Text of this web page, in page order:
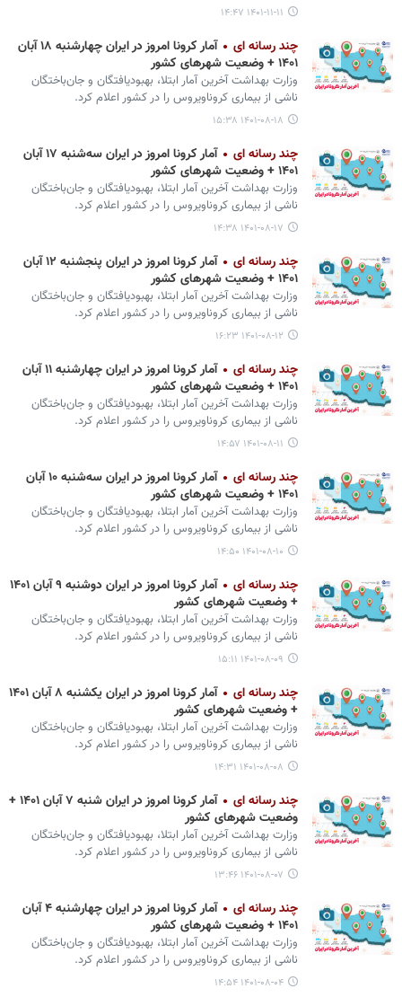
۱۴۰۱-۱۱-۱۱ ۱۴:۴۷
چند رسانه ای
آمار کرونا امروز در ایران چهارشنبه ۱۸ آبان
۱۴۰۱ + وضعیت شهرهای کشور
وزارت بهداشت آخرین آمار ابتلا، بهبودیافتگان و جان‌باختگان
ناشی از بیماری کروناویروس را در کشور اعلام کرد.
۱۴۰۱-۰۸-۱۸ ۱۵:۳۸
چند رسانه ای
آمار کرونا امروز در ایران سه‌‎شنبه ۱۷ آبان
۱۴۰۱ + وضعیت شهرهای کشور
وزارت بهداشت آخرین آمار ابتلا، بهبودیافتگان و جان‌باختگان
ناشی از بیماری کروناویروس را در کشور اعلام کرد.
۱۴۰۱-۰۸-۱۷ ۱۴:۳۸
چند رسانه ای
آمار کرونا امروز در ایران پنجشنبه ۱۲ آبان
۱۴۰۱ + وضعیت شهرهای کشور
وزارت بهداشت آخرین آمار ابتلا، بهبودیافتگان و جان‌باختگان
ناشی از بیماری کروناویروس را در کشور اعلام کرد.
۱۴۰۱-۰۸-۱۲ ۱۶:۲۳
چند رسانه ای
آمار کرونا امروز در ایران چهارشنبه ۱۱ آبان
۱۴۰۱ + وضعیت شهرهای کشور
وزارت بهداشت آخرین آمار ابتلا، بهبودیافتگان و جان‌باختگان
ناشی از بیماری کروناویروس را در کشور اعلام کرد.
۱۴۰۱-۰۸-۱۱ ۱۴:۵۷
چند رسانه ای
آمار کرونا امروز در ایران سه‌شنبه ۱۰ آبان
۱۴۰۱ + وضعیت شهرهای کشور
وزارت بهداشت آخرین آمار ابتلا، بهبودیافتگان و جان‌باختگان
ناشی از بیماری کروناویروس را در کشور اعلام کرد.
۱۴۰۱-۰۸-۱۰ ۱۴:۵۰
چند رسانه ای
آمار کرونا امروز در ایران دوشنبه ۹ آبان ۱۴۰۱
+ وضعیت شهرهای کشور
وزارت بهداشت آخرین آمار ابتلا، بهبودیافتگان و جان‌باختگان
ناشی از بیماری کروناویروس را در کشور اعلام کرد.
۱۴۰۱-۰۸-۰۹ ۱۵:۱۱
چند رسانه ای
آمار کرونا امروز در ایران یکشنبه ۸ آبان ۱۴۰۱
+ وضعیت شهرهای کشور
وزارت بهداشت آخرین آمار ابتلا، بهبودیافتگان و جان‌باختگان
ناشی از بیماری کروناویروس را در کشور اعلام کرد.
۱۴۰۱-۰۸-۰۸ ۱۴:۳۱
چند رسانه ای
آمار کرونا امروز در ایران شنبه ۷ آبان ۱۴۰۱ +
وضعیت شهرهای کشور
وزارت بهداشت آخرین آمار ابتلا، بهبودیافتگان و جان‌باختگان
ناشی از بیماری کروناویروس را در کشور اعلام کرد.
۱۴۰۱-۰۸-۰۷ ۱۳:۴۶
چند رسانه ای
آمار کرونا امروز در ایران چهارشنبه ۴ آبان
۱۴۰۱ + وضعیت شهرهای کشور
وزارت بهداشت آخرین آمار ابتلا، بهبودیافتگان و جان‌باختگان
ناشی از بیماری کروناویروس را در کشور اعلام کرد.
۱۴۰۱-۰۸-۰۴ ۱۴:۵۴